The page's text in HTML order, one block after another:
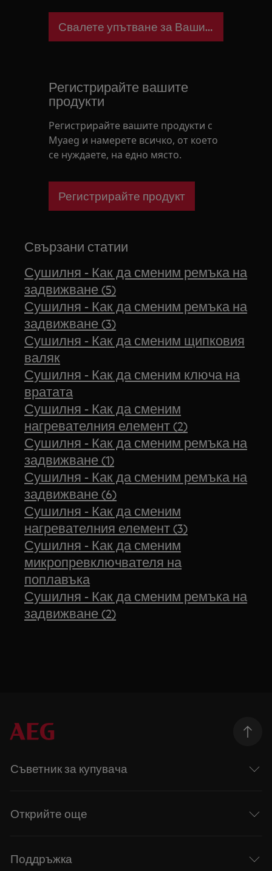
Свалете упътване за Вашия уред
Регистрирайте вашите
продукти
Регистрирайте вашите продукти с
Myaeg и намерете всичко, от което
се нуждаете, на едно място.
Регистрирайте продукт
Свързани статии
Сушилня - Как да сменим ремъка на
задвижване (5)
Сушилня - Как да сменим ремъка на
задвижване (3)
Сушилня - Как да сменим щипковия
валяк
Сушилня - Как да сменим ключа на
вратата
Сушилня - Как да сменим
нагревателния елемент (2)
Сушилня - Как да сменим ремъка на
задвижване (1)
Сушилня - Как да сменим ремъка на
задвижване (6)
Сушилня - Как да сменим
нагревателния елемент (3)
Сушилня - Как да сменим
микропревключвателя на
поплавъка
Сушилня - Как да сменим ремъка на
задвижване (2)
Съветник за купувача
Открийте още
Поддръжка